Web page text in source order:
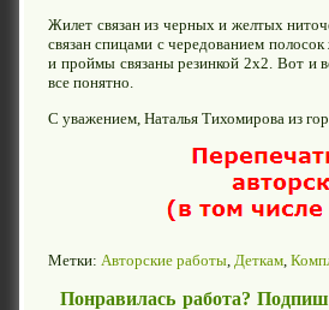
Жилет связан из черных и желтых
связан спицами с чередованием
и проймы связаны резинкой 2х2. Вот и
все понятно.
С уважением, Наталья Тихомирова из
Метки: Авторские работы, Деткам,
Понравилась работа?